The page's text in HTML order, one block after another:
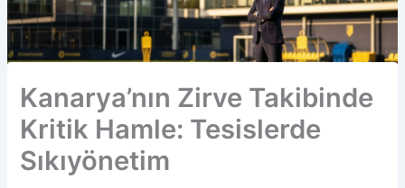
Kanarya’nın Zirve Takibinde
Kritik Hamle: Tesislerde
Sıkıyönetim